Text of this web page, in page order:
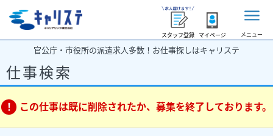
スタッフ登録 マイページ メニュー
官公庁・市役所の派遣求人多数！お仕事探しはキャリステ
仕事検索
この仕事は既に削除されたか、募集を終了しております。